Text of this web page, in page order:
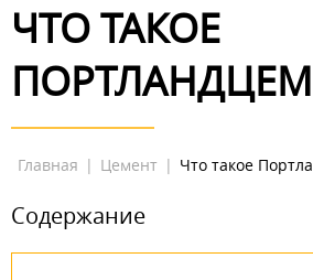
ЧТО ТАКОЕ
Главная | Цемент | Что такое
Содержание